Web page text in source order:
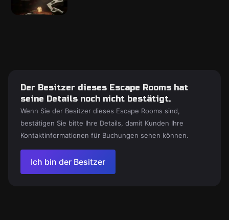
Der Besitzer dieses Escape Rooms hat
seine Details noch nicht bestätigt.
Wenn Sie der Besitzer dieses Escape Rooms sind,
bestätigen Sie bitte Ihre Details, damit Kunden Ihre
Kontaktinformationen für Buchungen sehen können.
Ich bin der Besitzer